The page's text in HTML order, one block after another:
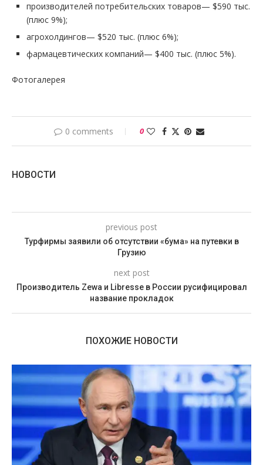
производителей потребительских товаров— $590 тыс.
(плюс 9%);
агрохолдингов— $520 тыс. (плюс 6%);
фармацевтических компаний— $400 тыс. (плюс 5%).
Фотогалерея
0 comments 0
НОВОСТИ
previous post
Турфирмы заявили об отсутствии «бума» на путевки в
Грузию
next post
Производитель Zewa и Libresse в России русифицировал
название прокладок
ПОХОЖИЕ НОВОСТИ